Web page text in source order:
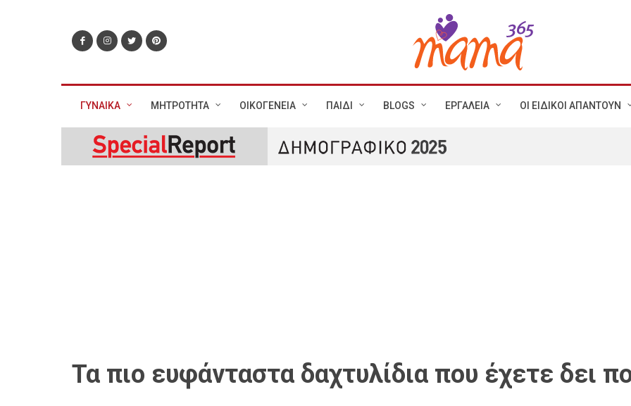
ΓΥΝΑΙΚΑ ΜΗΤΡΟΤΗΤΑ ΟΙΚΟΓΕΝΕΙΑ ΠΑΙΔΙ BLOGS ΕΡΓΑΛΕΙΑ ΟΙ ΕΙΔΙΚΟΙ ΑΠΑΝΤΟΥΝ
Τα πιο ευφάνταστα δαχτυλίδια που έχετε δει